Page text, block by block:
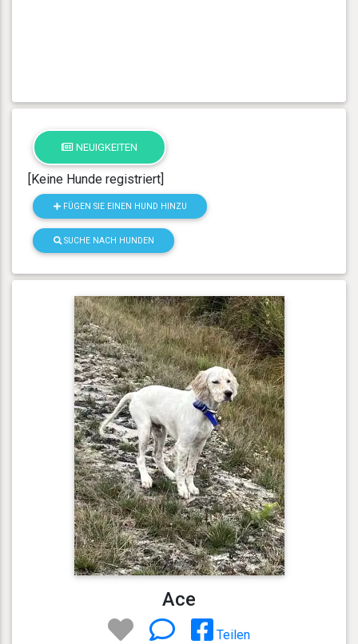
NEUIGKEITEN
[Keine Hunde registriert]
FÜGEN SIE EINEN HUND HINZU
SUCHE NACH HUNDEN
Ace
Teilen